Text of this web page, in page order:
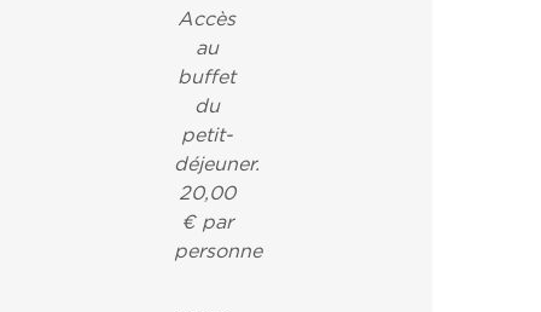
Accès
au
buffet
du
petit-
déjeuner.
20,00
€ par
personne